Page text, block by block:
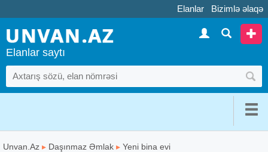
Elanlar Bizimlə əlaqə
Elanlar saytı
Unvan.Az ▸ Daşınmaz Əmlak ▸ Yeni bina evi